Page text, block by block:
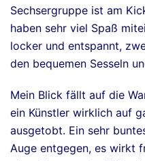
Sechsergruppe ist am
haben sehr viel Spaß
locker und entspannt,
den bequemen Sesseln
Mein Blick fällt auf die
ein Künstler wirklich auf
ausgetobt. Ein sehr
Auge entgegen, es wirkt